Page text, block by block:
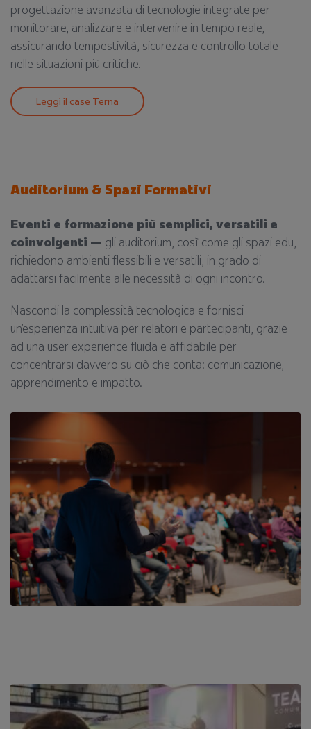
progettazione avanzata di tecnologie integrate per
monitorare, analizzare e intervenire in tempo reale,
assicurando tempestività, sicurezza e controllo totale
nelle situazioni più critiche.
Leggi il case Terna
Auditorium & Spazi Formativi
Eventi e formazione più semplici, versatili e
coinvolgenti — gli auditorium, così come gli spazi edu,
richiedono ambienti flessibili e versatili, in grado di
adattarsi facilmente alle necessità di ogni incontro.
Nascondi la complessità tecnologica e fornisci
un’esperienza intuitiva per relatori e partecipanti, grazie
ad una user experience fluida e affidabile per
concentrarsi davvero su ciò che conta: comunicazione,
apprendimento e impatto.